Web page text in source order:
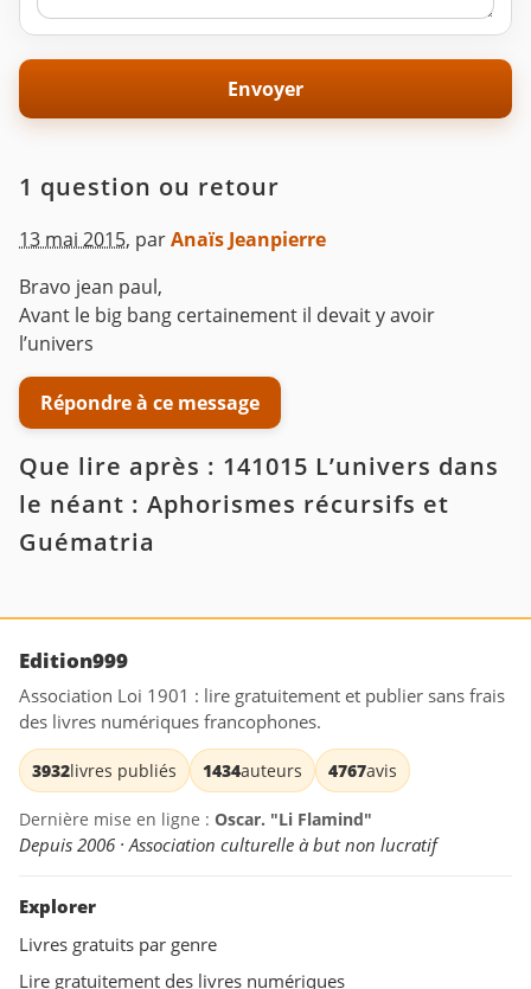
1 question ou retour
13 mai 2015, parAnaïs Jeanpierre
Bravo jean paul,
Avant le big bang certainement il devait y avoir
l’univers
Répondre à ce message
Que lire après : 141015 L’univers dans
le néant : Aphorismes récursifs et
Guématria
Edition999
Association Loi 1901 : lire gratuitement et publier sans frais
des livres numériques francophones.
3932livres publiés 1434auteurs 4767avis
Dernière mise en ligne : Oscar. "Li Flamind"
Depuis 2006 · Association culturelle à but non lucratif
Explorer
Livres gratuits par genre
Lire gratuitement des livres numériques